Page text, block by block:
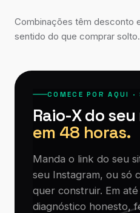
Combinações têm desconto
sentido do que comprar
COMECE POR AQUI ·
Raio-X do
em 48 horas.
Manda o link do seu
seu Instagram, ou só
quer construir. Em
diagnóstico honesto,